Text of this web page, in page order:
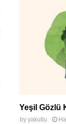
Yeşil Gözlü
by yakutlu